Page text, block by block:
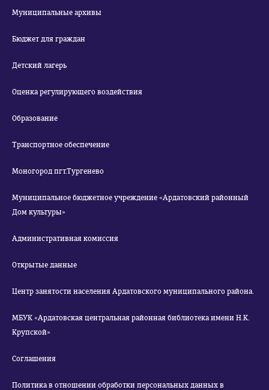
Муниципальные архивы
Бюджет для граждан
Детский лагерь
Оценка регулирующего воздействия
Образование
Транспортное обеспечение
Моногород пгт.Тургенево
Муниципальное бюджетное учреждение «Ардатовский районный
Дом культуры»
Административная комиссия
Открытые данные
Центр занятости населения Ардатовского муниципального района.
МБУК «Ардатовская центральная районная библиотека имени Н.К.
Крупской»
Соглашения
Политика в отношении обработки персональных данных в